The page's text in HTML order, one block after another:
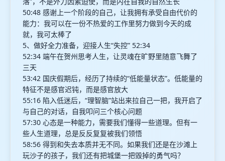
50:48 感谢上一个阶段的自己，让我拥有承受自由代价的
能力：我可以在一份不热爱的工作里努力做到今天的成
就，我可太棒了
5、做好全力准备，迎接人生“失控” 52:34
52:34 端午在贺州思考人生，让灵魂在旷野里随意飞舞了
三天
53:42 国庆假期后，经历了持续的“低能量状态”。低能量的
特征不是感官迟钝，而是感官放大
55:16 陷入低迷后，“理智脑”站出来拉自己一把，我开启了
与自己的对话，自我叩问三个核心问题
57:30 心态是一种能力，需要我们懂得一些道理。但有一
些人生道理，总是反反复复被我们领悟
58:56 得到和失去本质并无不同。如果我们还是在沙滩上
玩沙子的孩子，我们还有把城堡一把毁掉的勇气吗？